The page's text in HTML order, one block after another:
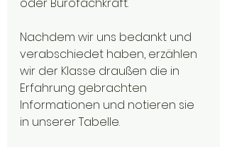
oder Bürofachkraft.
Nachdem wir uns bedankt und
verabschiedet haben, erzählen
wir der Klasse draußen die in
Erfahrung gebrachten
Informationen und notieren sie
in unserer Tabelle.